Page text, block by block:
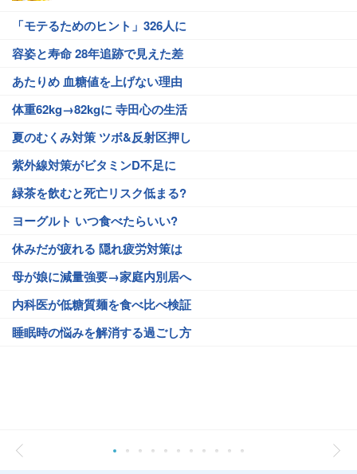
「モテるためのヒント」326人に
容姿と寿命 28年追跡で見えた差
あたりめ 血糖値を上げない理由
体重62kg→82kgに 寺田心の生活
夏のむくみ対策 ツボ&反射区押し
紫外線対策がビタミンD不足に
緑茶を飲むと死亡リスク低まる?
ヨーグルト いつ食べたらいい?
休みだが疲れる 隠れ疲労対策は
母が娘に減量強要→家庭内別居へ
内科医が低糖質麺を食べ比べ検証
睡眠時の悩みを解消する過ごし方